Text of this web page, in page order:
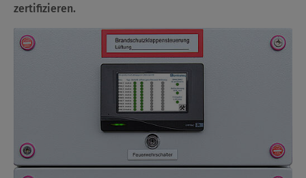
zertifizieren.